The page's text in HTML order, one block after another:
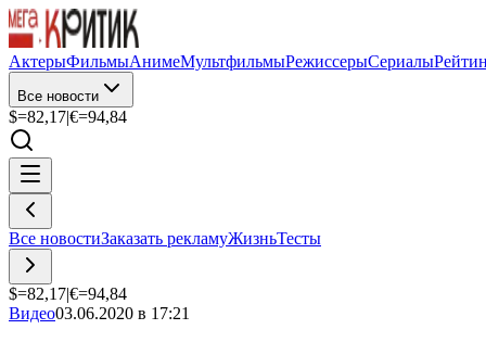
АктерыФильмыАнимеМультфильмыРежиссерыСериалы
Все новости
$=82,17|€=94,84
Все новостиЗаказать рекламуЖизньТесты
$=82,17|€=94,84
Видео03.06.2020 в 17:21